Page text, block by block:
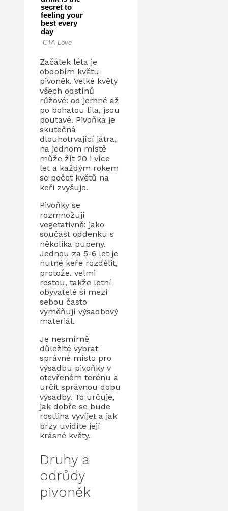
Začátek léta je
obdobím květu
pivoněk. Velké květy
všech odstínů
růžové: od jemné až
po bohatou lila, jsou
poutavé. Pivoňka je
skutečná
dlouhotrvající játra,
na jednom místě
může žít 20 i více
let a každým rokem
se počet květů na
keři zvyšuje.
Pivoňky se
rozmnožují
vegetativně: jako
součást oddenku s
několika pupeny.
Jednou za 5-6 let je
nutné keře rozdělit,
protože. velmi
rostou, takže letní
obyvatelé si mezi
sebou často
vyměňují výsadbový
materiál.
Je nesmírně
důležité vybrat
správné místo pro
výsadbu pivoňky v
otevřeném terénu a
určit správnou dobu
výsadby. To určuje,
jak dobře se bude
rostlina vyvíjet a jak
brzy uvidíte její
krásné květy.
Druhy a
odrůdy
pivoněk